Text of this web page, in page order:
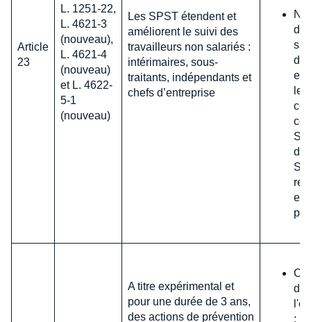
Article
23
L. 1251-22,
L. 4621-3
(nouveau),
L. 4621-4
(nouveau)
et L. 4622-
5-1
(nouveau)
Les SPST étendent et
améliorent le suivi des
travailleurs non salariés :
intérimaires, sous-
traitants, indépendants et
chefs d’entreprise
de
en
A titre expérimental et
pour une durée de 3 ans,
des actions de prévention
: